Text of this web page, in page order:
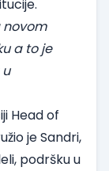
novom
a to je
Head of
je Sandri,
podršku u